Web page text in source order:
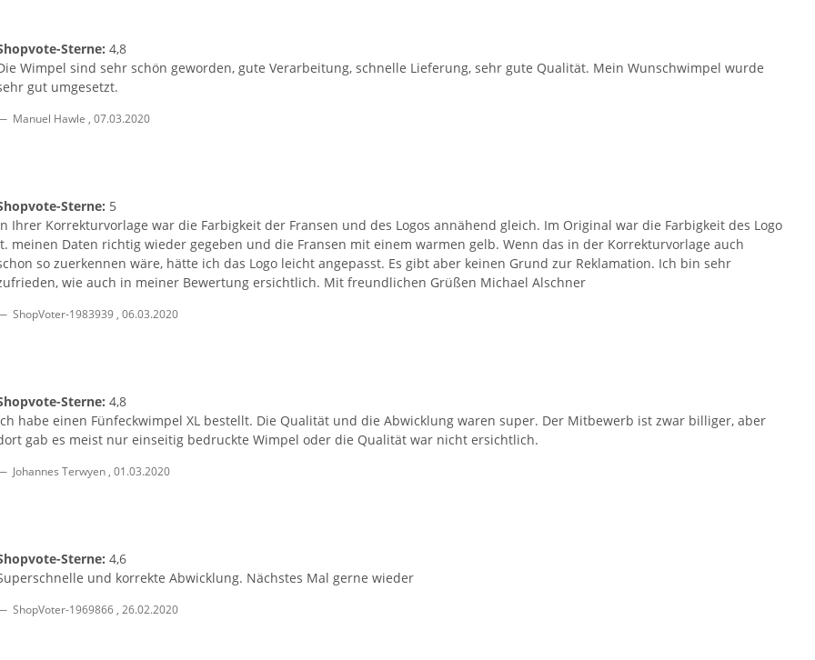
Sterne: 4,8
Wimpel sind sehr schön geworden, gute Verarbeitung, schnelle Lieferung, sehr gute Qualität. Mein Wunschwimpel wurde
gut umgesetzt.
Manuel Hawle , 07.03.2020
Sterne: 5
Ihrer Korrekturvorlage war die Farbigkeit der Fransen und des Logos annähend gleich. Im Original war die Farbigkeit des Logo
meinen Daten richtig wieder gegeben und die Fransen mit einem warmen gelb. Wenn das in der Korrekturvorlage auch
so zuerkennen wäre, hätte ich das Logo leicht angepasst. Es gibt aber keinen Grund zur Reklamation. Ich bin sehr
wie auch in meiner Bewertung ersichtlich. Mit freundlichen Grüßen Michael Alschner
ShopVoter-1983939 , 06.03.2020
Sterne: 4,8
habe einen Fünfeckwimpel XL bestellt. Die Qualität und die Abwicklung waren super. Der Mitbewerb ist zwar billiger, aber
gab es meist nur einseitig bedruckte Wimpel oder die Qualität war nicht ersichtlich.
Johannes Terwyen , 01.03.2020
Sterne: 4,6
und korrekte Abwicklung. Nächstes Mal gerne wieder
ShopVoter-1969866 , 26.02.2020